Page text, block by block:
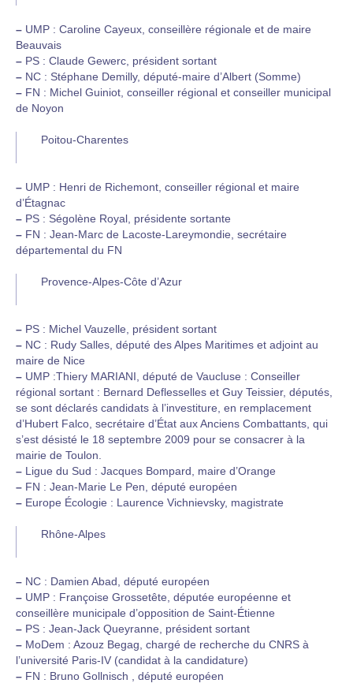
– UMP : Caroline Cayeux, conseillère régionale et de maire
Beauvais
– PS : Claude Gewerc, président sortant
– NC : Stéphane Demilly, député-maire d’Albert (Somme)
– FN : Michel Guiniot, conseiller régional et conseiller municipal
de Noyon
Poitou-Charentes
– UMP : Henri de Richemont, conseiller régional et maire
d’Étagnac
– PS : Ségolène Royal, présidente sortante
– FN : Jean-Marc de Lacoste-Lareymondie, secrétaire
départemental du FN
Provence-Alpes-Côte d’Azur
– PS : Michel Vauzelle, président sortant
– NC : Rudy Salles, député des Alpes Maritimes et adjoint au
maire de Nice
– UMP :Thiery MARIANI, député de Vaucluse : Conseiller
régional sortant : Bernard Deflesselles et Guy Teissier, députés,
se sont déclarés candidats à l’investiture, en remplacement
d’Hubert Falco, secrétaire d’État aux Anciens Combattants, qui
s’est désisté le 18 septembre 2009 pour se consacrer à la
mairie de Toulon.
– Ligue du Sud : Jacques Bompard, maire d’Orange
– FN : Jean-Marie Le Pen, député européen
– Europe Écologie : Laurence Vichnievsky, magistrate
Rhône-Alpes
– NC : Damien Abad, député européen
– UMP : Françoise Grossetête, députée européenne et
conseillère municipale d’opposition de Saint-Étienne
– PS : Jean-Jack Queyranne, président sortant
– MoDem : Azouz Begag, chargé de recherche du CNRS à
l’université Paris-IV (candidat à la candidature)
– FN : Bruno Gollnisch , député européen